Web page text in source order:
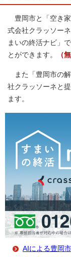
豊岡市と「空き
式会社クラッソー
まいの終活ナビ」
とができます。
（
また「豊岡市の解
社クラッソーネと
ます。
AIによる豊岡